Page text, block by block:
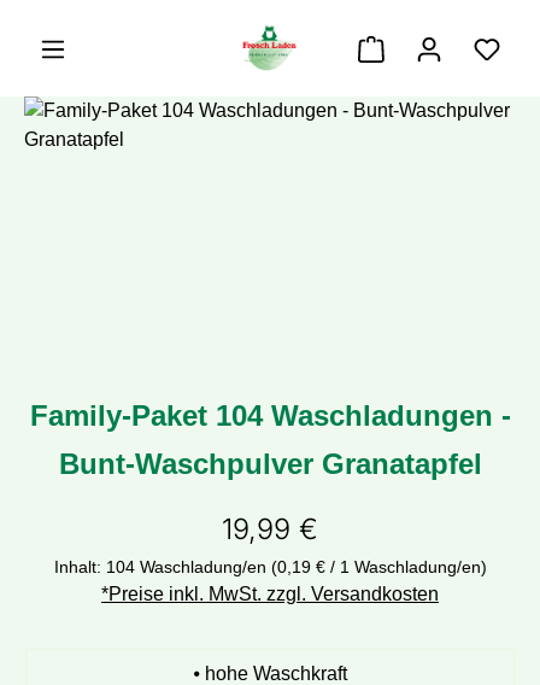
Warenkorb
Bildergalerie überspringen
Family-Paket 104 Waschladungen -
Bunt-Waschpulver Granatapfel
19,99 €
Inhalt: 104 Waschladung/en (0,19 € / 1 Waschladung/en)
*Preise inkl. MwSt. zzgl. Versandkosten
⦁ hohe Waschkraft